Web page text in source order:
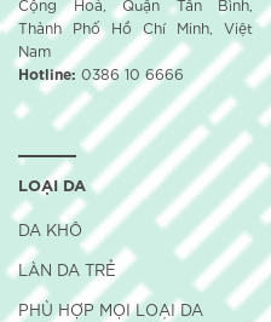
Cộng Hoà, Quận Tân Bình,
Thành Phố Hồ Chí Minh, Việt
Nam
Hotline: 0386 10 6666
LOẠI DA
DA KHÔ
LÀN DA TRẺ
PHÙ HỢP MỌI LOẠI DA